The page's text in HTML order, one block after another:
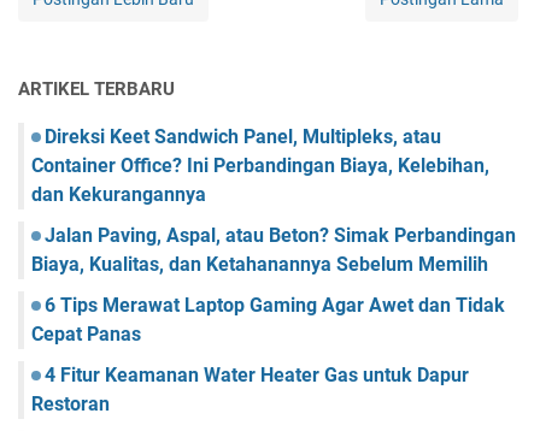
ARTIKEL TERBARU
Direksi Keet Sandwich Panel, Multipleks, atau
Container Office? Ini Perbandingan Biaya, Kelebihan,
dan Kekurangannya
Jalan Paving, Aspal, atau Beton? Simak Perbandingan
Biaya, Kualitas, dan Ketahanannya Sebelum Memilih
6 Tips Merawat Laptop Gaming Agar Awet dan Tidak
Cepat Panas
4 Fitur Keamanan Water Heater Gas untuk Dapur
Restoran